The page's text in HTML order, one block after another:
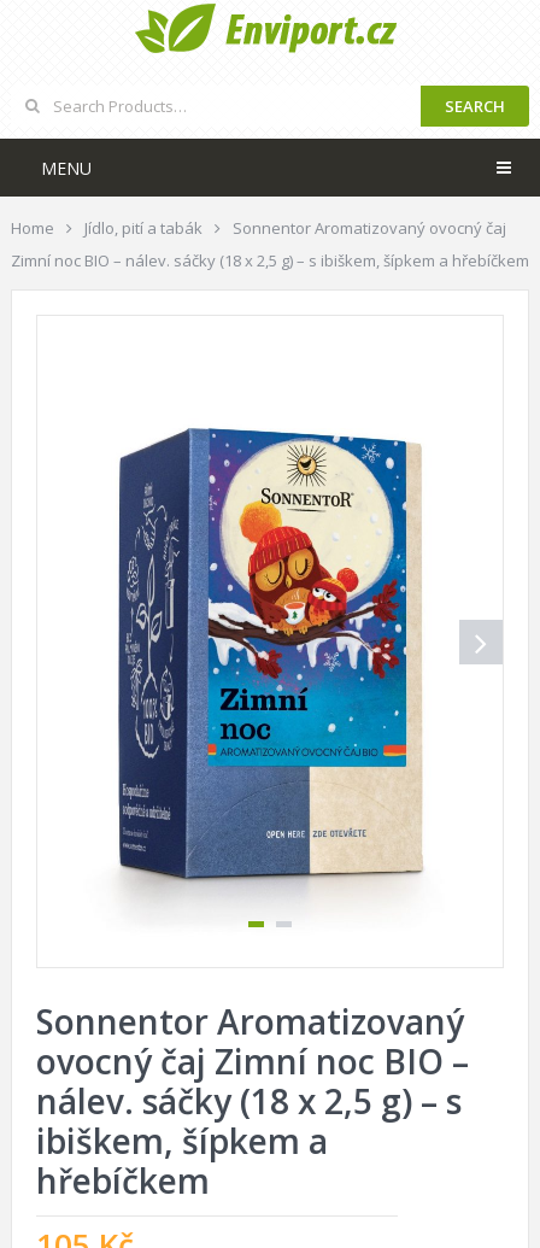
SEARCH
MENU
Home Jídlo, pití a tabák
Sonnentor Aromatizovaný ovocný čaj
Zimní noc BIO – nálev. sáčky (18 x 2,5 g) – s ibiškem, šípkem a hřebíčkem
Sonnentor Aromatizovaný
ovocný čaj Zimní noc BIO –
nálev. sáčky (18 x 2,5 g) – s
ibiškem, šípkem a
hřebíčkem